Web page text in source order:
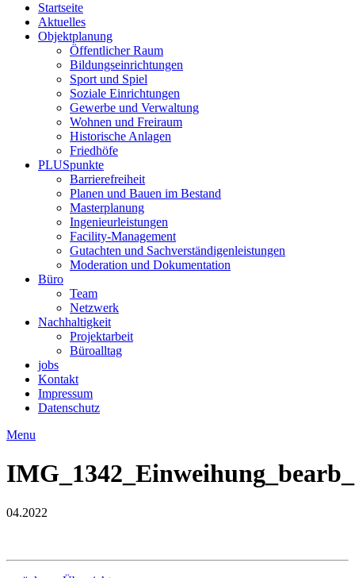
Startseite
Aktuelles
Objektplanung
Öffentlicher Raum
Bildungseinrichtungen
Sport und Spiel
Soziale Einrichtungen
Gewerbe und Verwaltung
Wohnen und Freiraum
Historische Anlagen
Friedhöfe
PLUSpunkte
Barrierefreiheit
Planen und Bauen im Bestand
Masterplanung
Ingenieurleistungen
Facility-Management
Gutachten und Sachverständigenleistungen
Moderation und Dokumentation
Büro
Team
Netzwerk
Nachhaltigkeit
Projektarbeit
Büroalltag
jobs
Kontakt
Impressum
Datenschutz
Menu
04.2022